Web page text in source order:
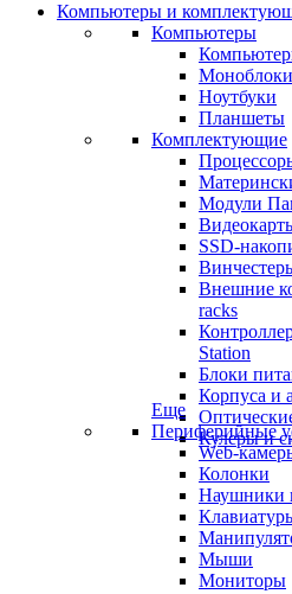
Компьютеры и
Компьютеры
Моноблоки
Ноутбуки
Планшеты
Комплектующие
Модули
SSD-
Внешние
racks
Station
Блоки
Корпуса и
Кулеры и
Еще
Периферийные
Web-
Колонки
Наушники
Мыши
Мониторы